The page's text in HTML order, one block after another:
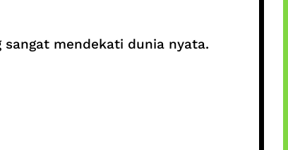
mendekati dunia nyata.